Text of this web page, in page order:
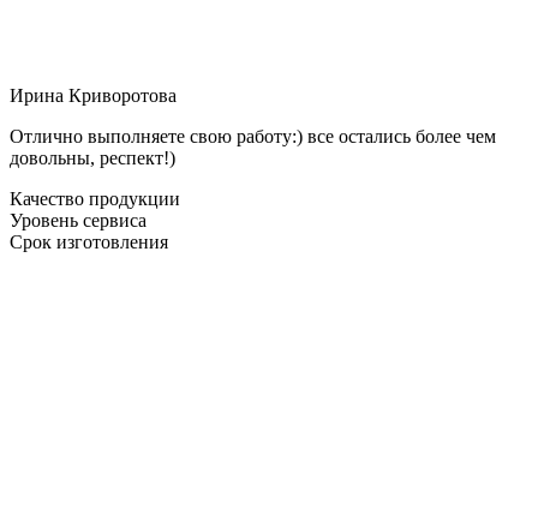
Ирина Криворотова
Отлично выполняете свою работу:) все остались более чем
довольны, респект!)
Качество продукции
Уровень сервиса
Срок изготовления